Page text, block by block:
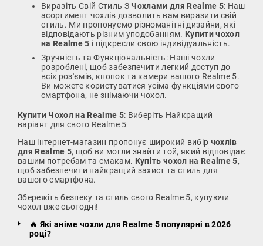
Виразіть Свій Стиль З Чохлами для Realme 5: Наш
асортимент чохлів дозволить вам виразити свій
стиль. Ми пропонуємо різноманітні дизайни, які
відповідають різним уподобанням. Купити чохол
на Realme 5 і підкресли свою індивідуальність.
Зручність та Функціональність: Наші чохли
розроблені, щоб забезпечити легкий доступ до
всіх роз'ємів, кнопок та камери вашого Realme 5.
Ви можете користуватися усіма функціями свого
смартфона, не знімаючи чохол.
Купити Чохол на Realme 5: Виберіть Найкращий
варіант для свого Realme 5
Наш інтернет-магазин пропонує широкий вибір чохлів
для Realme 5, щоб ви могли знайти той, який відповідає
вашим потребам та смакам. Купіть чохол на Realme 5,
щоб забезпечити найкращий захист та стиль для
вашого смартфона.
Збережіть безпеку та стиль свого Realme 5, купуючи
чохол вже сьогодні!
🔥 Які аніме чохли для Realme 5 популярні в 2026
році?